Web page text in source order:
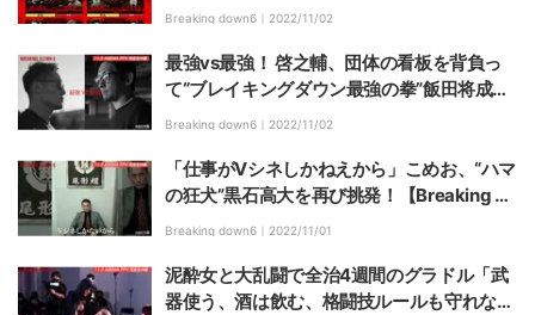
Breaking down6｜ 2022/11/02
最強vs最強！ 啓之輔、団体の看板を背負っ
て“ブレイキングダウン最強の拳”飯田将成と
大トリで激突【Breaking Down 6】
Breaking down6｜ 2022/11/02
「仕事がVシネしかねえから」こめお、“ハマ
の狂犬”黒石高大を再び挑発！【Breaking D
own6】
Breaking down6｜ 2022/11/01
泥酔女と大乱闘で全治4週間のグラドル「武
器使う、酒は飲む、格闘技ルールも守れな